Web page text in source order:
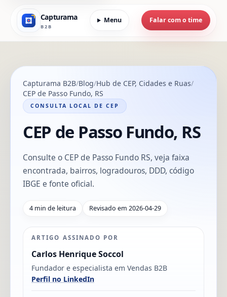
Capturama
B2B
Menu Falar com o time
Capturama B2B Blog Hub de CEP, Cidades e Ruas
CEP de Passo Fundo, RS
CONSULTA LOCAL DE CEP
CEP de Passo Fundo, RS
Consulte o CEP de Passo Fundo RS, veja faixa
encontrada, bairros, logradouros, DDD, código
IBGE e fonte oficial.
4 min de leitura Revisado em 2026-04-29
ARTIGO ASSINADO POR
Carlos Henrique Soccol
Fundador e especialista em Vendas B2B
Perfil no LinkedIn